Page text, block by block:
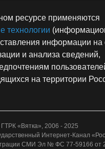
ресурсе применяются
технологии
информации на
и анализа сведений,
на территории
«Вятка», 2006 - 2025
Интернет-Канал
СМИ Эл № ФС 77-59166 от